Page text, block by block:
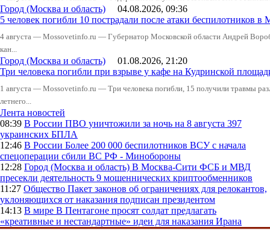
Город (Москва и область) 04.08.2026, 09:36
5 человек погибли 10 пострадали после атаки беспилотников в
4 августа — Mossovetinfo.ru — Губернатор Московской области Андрей
кан...
Город (Москва и область) 01.08.2026, 21:20
Три человека погибли при взрыве у кафе на Кудринской
1 августа — Mossovetinfo.ru — Три человека погибли, 15 получили травмы
летнего...
Лента новостей
08:39 В России ПВО уничтожили за ночь на 8 августа 397
украинских БПЛА
12:46 В России Более 200 000 беспилотников ВСУ с начала
спецоперации сбили ВС РФ - Минобороны
12:28 Город (Москва и область) В Москва-Сити ФСБ и МВД
пресекли деятельность 9 мошеннических криптообменников
11:27 Общество Пакет законов об ограничениях для релокантов,
уклоняющихся от наказания подписан президентом
14:13 В мире В Пентагоне просят солдат предлагать
«креативные и нестандартные» идеи для наказания Ирана